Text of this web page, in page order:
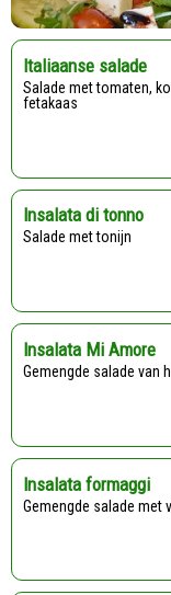
Italiaanse salade
Salade met tomaten, komkommer, olijven, gekruide olie en
fetakaas
Insalata di tonno
Salade met tonijn
Insalata Mi Amore
Gemengde salade van
Insalata formaggi
Gemengde salade